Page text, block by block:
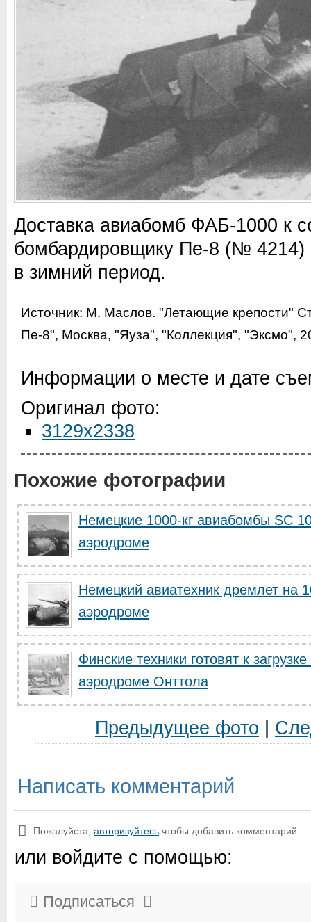
Доставка авиабомб ФАБ-1000 к
бомбардировщику Пе-8 (№ 4214)
в зимний период.
Источник: М. Маслов. "Летающие крепости"
Пе-8", Москва, "Яуза", "Коллекция", "Эксмо",
Информации о месте и дате
Оригинал фото:
3129x2338
Похожие фотографии
Немецкие 1000-кг авиабомбы SC
аэродроме
Немецкий авиатехник дремлет на
аэродроме
Финские техники готовят к
аэродроме Онттола
Предыдущее фото
Написать комментарий
Пожалуйста, авторизуйтесь чтобы добавить комментарий.
или войдите с помощью:
Подписаться